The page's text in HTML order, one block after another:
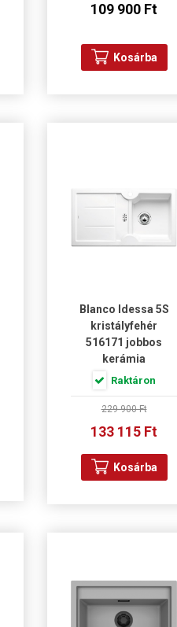
109 900 Ft
Kosárba
Blanco Idessa 5S
kristályfehér
516171 jobbos
kerámia
mosogatótálca
Raktáron
229 900 Ft
133 115 Ft
Kosárba